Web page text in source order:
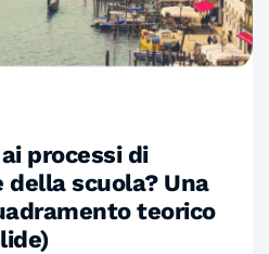
processi di
scuola? Una
teorico